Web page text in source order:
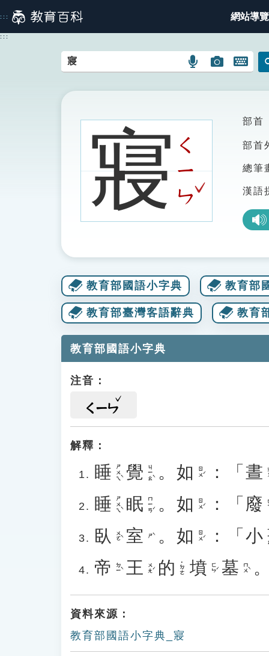
到
主
::: 網站導覽
:::
語
搜
圖
圖
搜
開
鍵
圖
寢ㄑ
ㄧ
ㄣ
ˇ
部首
部首
總筆
漢語
教育部國語小字典 教育部
教育部臺灣客語辭典 教育
教育部國語小字典
注音：
ㄑㄧㄣ
解釋：
睡 ㄕㄨㄟˋ 覺 ㄐㄧㄠˋ 。 如 ㄖㄨˊ ：「 晝
睡 ㄕㄨㄟˋ 眠 ㄇㄧㄢˊ 。 如 ㄖㄨˊ ：「 廢
臥 ㄨㄛˋ 室 ㄕˋ 。 如 ㄖㄨˊ ：「 小
帝 ㄉㄧˋ 王 ㄨㄤˊ 的 ˙ㄉㄜ 墳 ㄈㄣˊ 墓 ㄇㄨˋ 。
資料來源：
教育部國語小字典_寢